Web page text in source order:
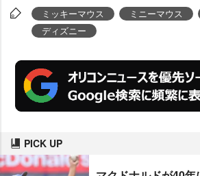
ミッキーマウス ミニーマウス
ディズニー
PICK UP